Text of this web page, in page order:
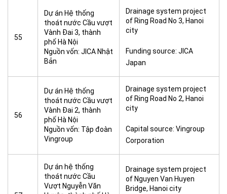
55
Dự án Hệ thống
thoát nước Cầu vượt
Vành Đai 3, thành
phố Hà Nội
Nguồn vốn: JICA Nhật
Bản
Drainage system project
of Ring Road No 3, Hanoi
city
Funding source: JICA
Japan
56
Dự án Hệ thống
thoát nước Cầu vượt
Vành Đai 2, thành
phố Hà Nội
Nguồn vốn: Tập đoàn
Vingroup
Drainage system project
of Ring Road No 2, Hanoi
city
Capital source: Vingroup
Corporation
Dự án hệ thống
thoát nước Cầu
Vượt Nguyễn Văn
Drainage system project
of Nguyen Van Huyen
Bridge, Hanoi city